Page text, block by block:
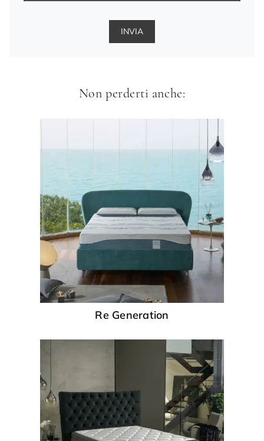
INVIA
Non perderti anche:
Re Generation